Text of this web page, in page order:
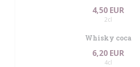
4,50 EUR
2cl
Whisky coca
6,20 EUR
4cl